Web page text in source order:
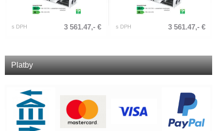
Platby
s DPH 3 561.47,- € s DPH 3 561.47,- €